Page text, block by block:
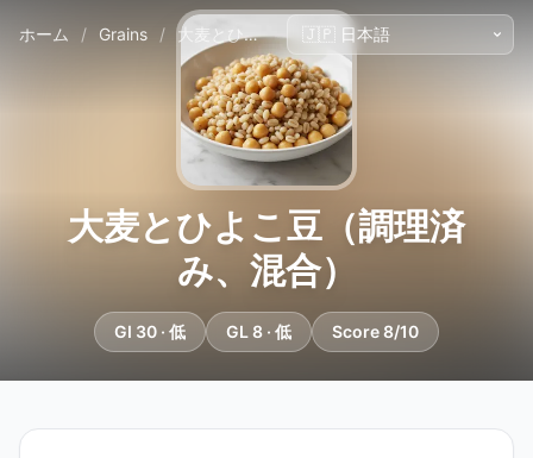
ホーム / Grains / 大麦とひよこ豆（調理済み、混合）
大麦とひよこ豆（調理済
み、混合）
GI 30 · 低 GL 8 · 低 Score 8/10